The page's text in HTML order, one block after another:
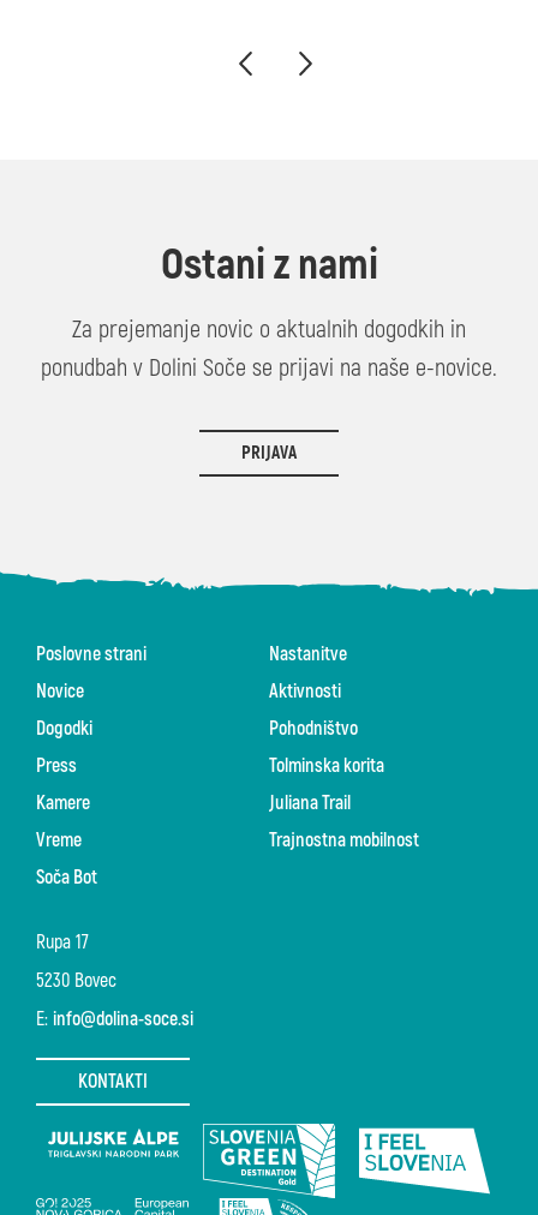
Ostani z nami
Za prejemanje novic o aktualnih dogodkih in
ponudbah v Dolini Soče se prijavi na naše e-novice.
PRIJAVA
Rupa 17
5230 Bovec
E: info@dolina-soce.si
KONTAKTI
Poslovne strani
Novice
Dogodki
Press
Kamere
Vreme
Soča Bot
Nastanitve
Aktivnosti
Pohodništvo
Tolminska korita
Juliana Trail
Trajnostna mobilnost